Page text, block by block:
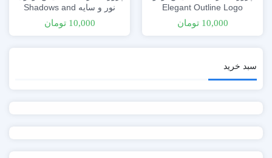
Elegant Outline Logo
Reveal
10,000 تومان
نور و سایه Shadows and
Light Logo Reveal
10,000 تومان
سبد خرید